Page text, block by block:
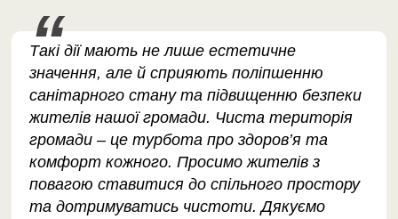
Такі дії мають не лише естетичне
значення, але й сприяють поліпшенню
санітарного стану та підвищенню безпеки
жителів нашої громади. Чиста територія
громади – це турбота про здоров’я та
комфорт кожного. Просимо жителів з
повагою ставитися до спільного простору
та дотримуватись чистоти. Дякуємо